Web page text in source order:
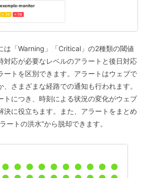
は「Warning」「Critical」の2種類の閾値
対応が必要なレベルのアラートと後日対応
ートを区別できます。アラートはウェブで
さまざまな経路での通知も行われます。
トにつき、時刻による状況の変化がウェブ
決に役立ちます。また、アラートをまとめ
ートの洪水”から脱却できます。